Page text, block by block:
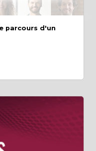
parcours d'un